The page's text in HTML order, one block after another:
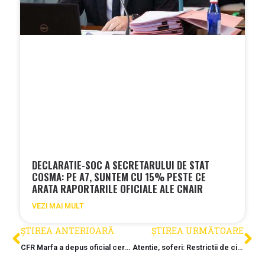
DECLARATIE-SOC A SECRETARULUI DE STAT
COSMA: PE A7, SUNTEM CU 15% PESTE CE
ARATA RAPORTARILE OFICIALE ALE CNAIR
VEZI MAI MULT
ȘTIREA ANTERIOARĂ
CFR Marfa a depus oficial cererea de intrare in faliment: Va fi Carpatica Feroviar o noua masina de tocat banii publici?
ȘTIREA URMĂTOARE
Atentie, soferi: Restrictii de circulatie timp de cinci zile pe Autostrada A1 Bucuresti – Pitesti